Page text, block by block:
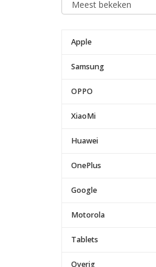
Apple
Samsung
OPPO
XiaoMi
Huawei
OnePlus
Google
Motorola
Tablets
Overig